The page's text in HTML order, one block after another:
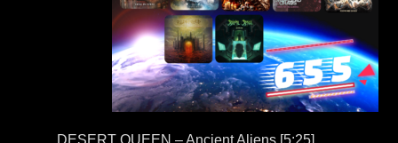
DESERT QUEEN – Ancient Aliens [5:25]